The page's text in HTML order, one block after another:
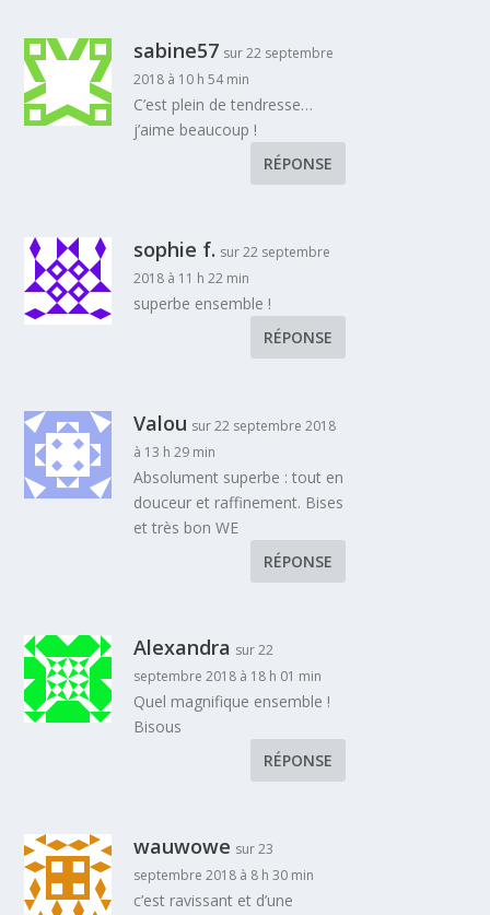
sabine57 sur 22 septembre
2018 à 10 h 54 min
C’est plein de tendresse…
j’aime beaucoup !
RÉPONSE
sophie f. sur 22 septembre
2018 à 11 h 22 min
superbe ensemble !
RÉPONSE
Valou sur 22 septembre 2018
à 13 h 29 min
Absolument superbe : tout en
douceur et raffinement. Bises
et très bon WE
RÉPONSE
Alexandra sur 22
septembre 2018 à 18 h 01 min
Quel magnifique ensemble !
Bisous
RÉPONSE
wauwowe sur 23
septembre 2018 à 8 h 30 min
c’est ravissant et d’une